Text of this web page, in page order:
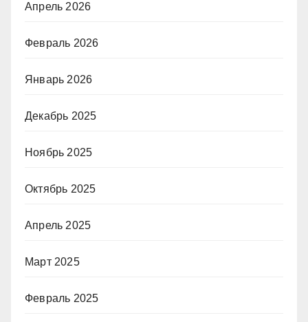
Апрель 2026
Февраль 2026
Январь 2026
Декабрь 2025
Ноябрь 2025
Октябрь 2025
Апрель 2025
Март 2025
Февраль 2025